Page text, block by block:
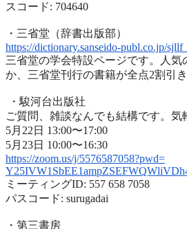
スコード: 704640
・三省堂（辞書出版部）
https://dictionary.sanseido-publ.co.jp/
三省堂の学会特設ページです。人気
か、 三省堂刊行の書籍が全点2割引き
・駿河台出版社
ご質問、雑談なんでも結構です。気
5月22日 13:00〜17:00
5月23日 10:00〜16:30
https://zoom.us/j/5576587058?pwd=
ミーティングID: 557 658 7058
パスコード: surugadai
・第三書房